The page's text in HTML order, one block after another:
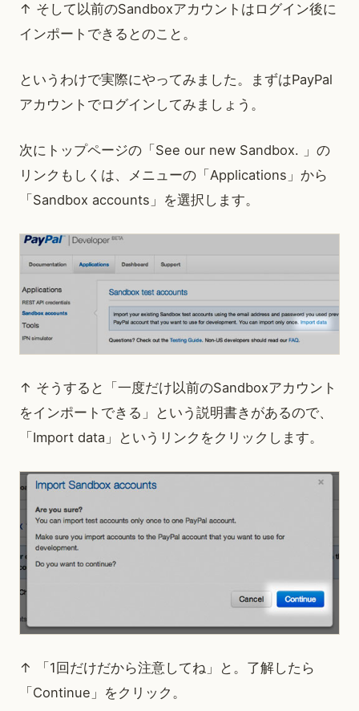
↑ そして以前のSandboxアカウントはログイン後に
インポートできるとのこと。
というわけで実際にやってみました。まずはPayPal
アカウントでログインしてみましょう。
次にトップページの「See our new Sandbox. 」の
リンクもしくは、メニューの「Applications」から
「Sandbox accounts」を選択します。
↑ そうすると「一度だけ以前のSandboxアカウント
をインポートできる」という説明書きがあるので、
「Import data」というリンクをクリックします。
↑ 「1回だけだから注意してね」と。了解したら
「Continue」をクリック。